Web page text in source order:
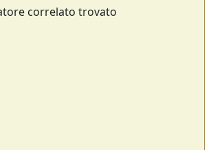
correlato trovato